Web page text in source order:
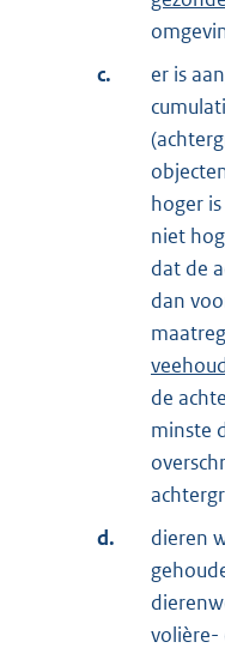
c.
er is
hoger
niet
dat de
dan
de
minste
d.
dieren
volière-